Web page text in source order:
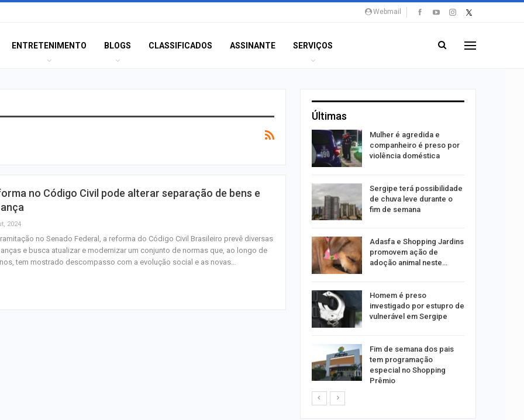
Webmail
ENTRETENIMENTO BLOGS CLASSIFICADOS ASSINANTE SERVIÇOS
no Código Civil pode alterar separação de bens e
2024
no Senado Federal, a reforma do Código Civil Brasileiro prevê diversas
e busca atualizar e modernizar um conjunto de normas que, ao longo de
tem mostrado descompasso com a evolução social e as novas…
Últimas
Orsse apresenta concerto
PF apreende dispositivos
eletrônicos contra abuso
Terror e documentário
estão entre as estreias da
semana nos cinemas
Mulher é agredida e
companheiro é preso por
violência doméstica
Sergipe terá possibilidade
de chuva leve durante o
fim de semana
Adasfa e Shopping Jardins
promovem ação de
adoção animal neste…
Homem é preso
investigado por estupro de
vulnerável em Sergipe
Fim de semana dos pais
tem programação
especial no Shopping
Prêmio